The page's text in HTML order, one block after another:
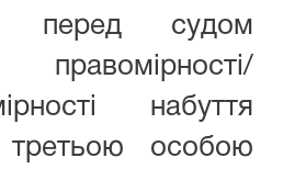
перед судом
правомірності/
набуття
особою